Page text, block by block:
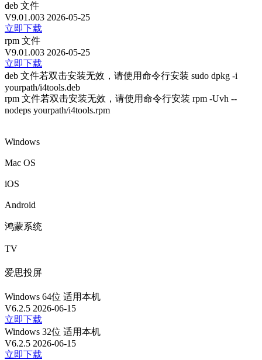
deb 文件
V9.01.003 2026-05-25
立即下载
rpm 文件
V9.01.003 2026-05-25
立即下载
deb 文件若双击安装无效，请使用命令行安装 sudo dpkg -i
yourpath/i4tools.deb
rpm 文件若双击安装无效，请使用命令行安装 rpm -Uvh --
nodeps yourpath/i4tools.rpm
Windows
Mac OS
iOS
Android
鸿蒙系统
TV
爱思投屏
Windows 64位 适用本机
V6.2.5 2026-06-15
立即下载
Windows 32位 适用本机
V6.2.5 2026-06-15
立即下载